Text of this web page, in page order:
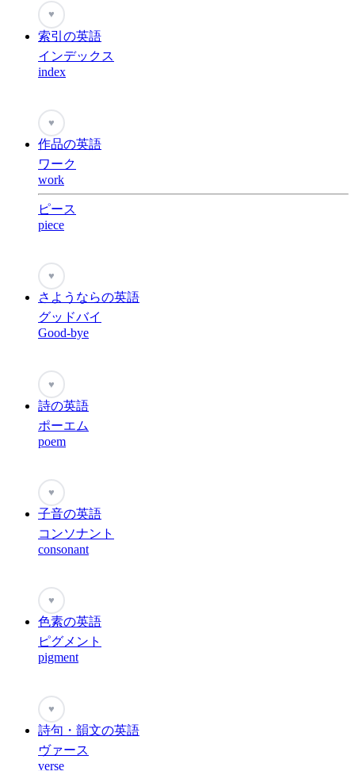
♥
索引の英語
インデックス
index
♥
作品の英語
ワーク
work
ピース
piece
♥
さようならの英語
グッドバイ
Good-bye
♥
詩の英語
ポーエム
poem
♥
子音の英語
コンソナント
consonant
♥
色素の英語
ピグメント
pigment
♥
詩句・韻文の英語
ヴァース
verse